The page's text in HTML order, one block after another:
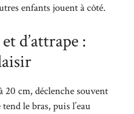
enfants jouent à côté.
d’attrape :
20 cm, déclenche souvent
le bras, puis l’eau